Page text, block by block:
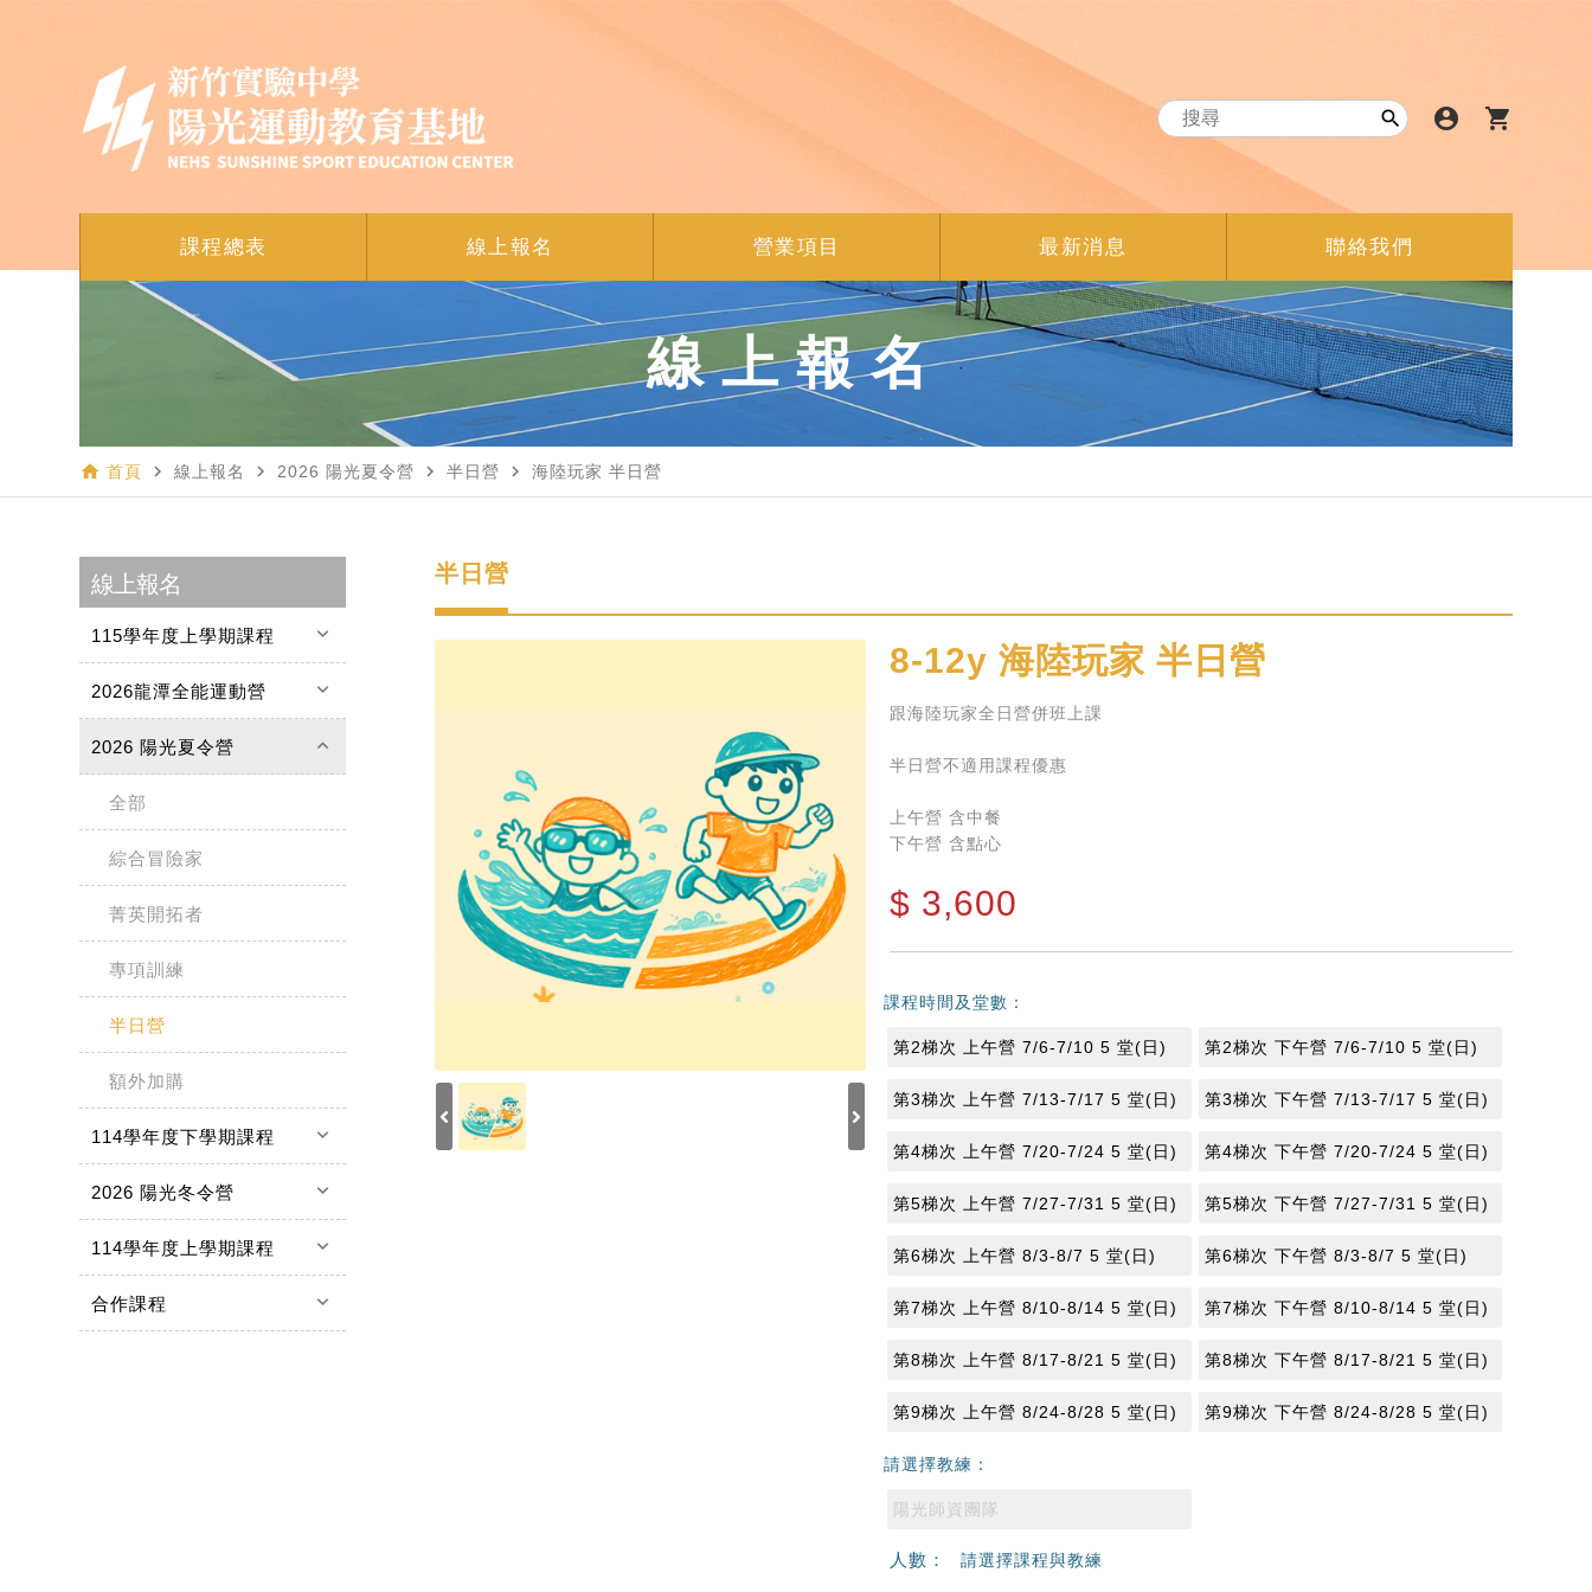
 account_circle shopping_cart
課程總表 線上報名 營業項目 最新消息 聯絡我們
線上報名
home 首頁 navigate_next 線上報名 navigate_next 2026 陽光夏令營 navigate_next 半日營 navigate_next 海陸玩家 半日營
線上報名
115學年度上學期課程 keyboard_arrow_down
2026龍潭全能運動營 keyboard_arrow_down
2026 陽光夏令營 keyboard_arrow_up
全部
綜合冒險家
菁英開拓者
專項訓練
半日營
額外加購
114學年度下學期課程 keyboard_arrow_down
2026 陽光冬令營 keyboard_arrow_down
114學年度上學期課程 keyboard_arrow_down
合作課程 keyboard_arrow_down
半日營
8-12y 海陸玩家 半日營
跟海陸玩家全日營併班上課
半日營不適用課程優惠
上午營 含中餐
下午營 含點心
$ 3,600
課程時間及堂數：
第2梯次 上午營 7/6-7/10 5 堂(日) 第2梯次 下午營 7/6-7/10 5 堂(日)
第3梯次 上午營 7/13-7/17 5 堂(日) 第3梯次 下午營 7/13-7/17 5 堂(日)
第4梯次 上午營 7/20-7/24 5 堂(日) 第4梯次 下午營 7/20-7/24 5 堂(日)
第5梯次 上午營 7/27-7/31 5 堂(日) 第5梯次 下午營 7/27-7/31 5 堂(日)
第6梯次 上午營 8/3-8/7 5 堂(日) 第6梯次 下午營 8/3-8/7 5 堂(日)
第7梯次 上午營 8/10-8/14 5 堂(日) 第7梯次 下午營 8/10-8/14 5 堂(日)
第8梯次 上午營 8/17-8/21 5 堂(日) 第8梯次 下午營 8/17-8/21 5 堂(日)
第9梯次 上午營 8/24-8/28 5 堂(日) 第9梯次 下午營 8/24-8/28 5 堂(日)
請選擇教練：
陽光師資團隊
人數： 請選擇課程與教練